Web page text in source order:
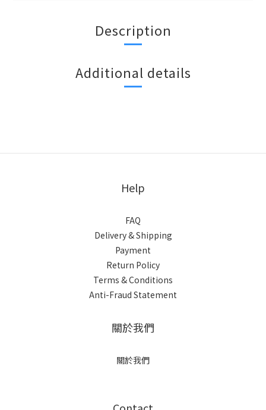
Description
Additional details
Help
FAQ
Delivery & Shipping
Payment
Return Policy
Terms & Conditions
Anti-Fraud Statement
關於我們
關於我們